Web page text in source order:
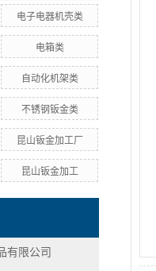
电子电器机壳类
电箱类
自动化机架类
不锈钢钣金类
昆山钣金加工厂
昆山钣金加工
有限公司